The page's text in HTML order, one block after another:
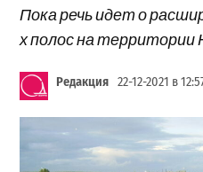
Пока речь идет о
х полос на территории
Редакция 22-12-2021 в